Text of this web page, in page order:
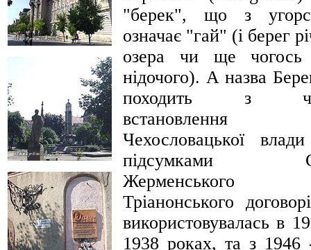
"берек", що з
означає "гай" (і берег
озера чи ще чогось
нідочого). А назва
походить з
встановлення
Чехословацької
підсумками
Жерменського
Тріанонського
використовувалась в
1938 роках, та з 1946